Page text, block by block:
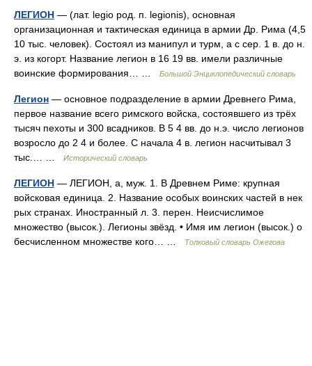
ЛЕГИОН — (лат. legio род. п. legionis), основная
организационная и тактическая единица в армии Др. Рима (4,5
10 тыс. человек). Состоял из манипул и турм, а с сер. 1 в. до н.
э. из когорт. Название легион в 16 19 вв. имели различные
воинские формирования… …
Большой Энциклопедический словарь
Легион — основное подразделение в армии Древнего Рима,
первое название всего римского войска, состоявшего из трёх
тысяч пехоты и 300 всадников. В 5 4 вв. до н.э. число легионов
возросло до 2 4 и более. С начала 4 в. легион насчитывал 3
тыс.… …
Исторический словарь
ЛЕГИОН — ЛЕГИОН, а, муж. 1. В Древнем Риме: крупная
войсковая единица. 2. Название особых воинских частей в нек
рых странах. Иностранный л. 3. перен. Неисчислимое
множество (высок.). Легионы звёзд. • Имя им легион (высок.) о
бесчисленном множестве кого… …
Толковый словарь Ожегова